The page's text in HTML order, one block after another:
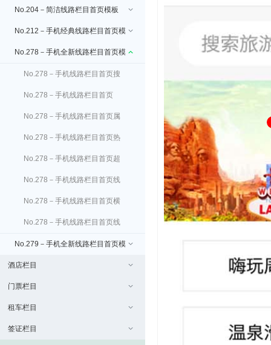
No.204－简洁线路栏目首页模板
No.212－手机经典线路栏目首页模
板
No.278－手机全新线路栏目首页模
No.278－手机线路栏目首页搜
索功能
No.278－手机线路栏目首页
banner设置
No.278－手机线路栏目首页属
性板块设置
No.278－手机线路栏目首页热
门目的地设置
No.278－手机线路栏目首页超
值特卖设置
No.278－手机线路栏目首页线
路推荐设置
No.278－手机线路栏目首页横
幅广告设置
No.278－手机线路栏目首页线
路展示板块设置
No.279－手机全新线路栏目首页模
板（免费）
酒店栏目
门票栏目
租车栏目
签证栏目